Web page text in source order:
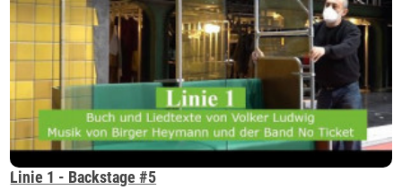
Linie 1 - Backstage #5